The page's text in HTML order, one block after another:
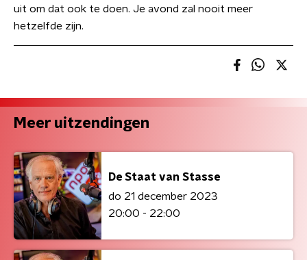
uit om dat ook te doen. Je avond zal nooit meer
hetzelfde zijn.
Meer uitzendingen
De Staat van Stasse
do 21 december 2023
20:00 - 22:00